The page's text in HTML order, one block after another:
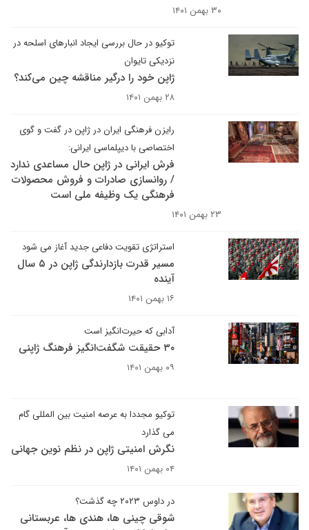
۳۰ بهمن ۱۴۰۱
توکیو در حال بررسی ایجاد انبارهای اسلحه در
نزدیکی تایوان
ژاپن خود را درگیر مناقشه چین می‌کند؟
۲۸ بهمن ۱۴۰۱
رایزن فرهنگی ایران در ژاپن در گفت و گوی
اختصاصی با دیپلماسی ایرانی:
فرش ایرانی در ژاپن حال مساعدی ندارد
/ روانسازی صادرات و فروش محصولات
فرهنگی یک وظیفه ملی است
۲۳ بهمن ۱۴۰۱
استراتژی تقویت دفاعی جدید آغاز می شود
مسیر قدرت بازدارندگی ژاپن در ۵ سال
آینده
۱۶ بهمن ۱۴۰۱
آدابی که حیرت‌انگیز است
۳۰ حقیقت شگفت‌انگیز فرهنگ ژاپنی
۰۹ بهمن ۱۴۰۱
توکیو مجددا به عرصه امنیت بین المللی گام
می گذارد
نگرش امنیتی ژاپن در نظم نوین جهانی
۰۴ بهمن ۱۴۰۱
در داوس ۲۰۲۳ چه گذشت؟
شوقی چینی ها، هندی ها، عربستانی